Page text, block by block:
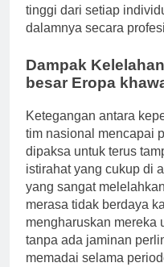
tinggi dari setiap
dalamnya secara
Dampak
besar Eropa
Ketegangan antara
tim nasional mencapai
dipaksa untuk terus
istirahat yang cukup di
yang sangat
merasa tidak berdaya
mengharuskan mereka
tanpa ada jaminan
memadai selama